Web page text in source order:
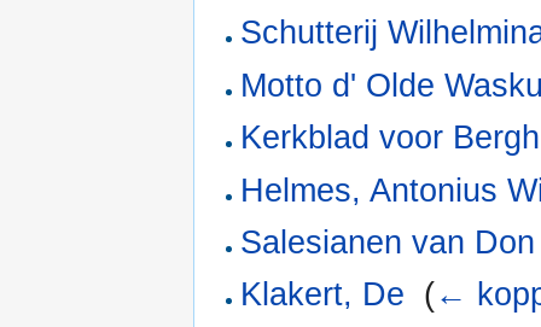
Schutterij
Motto d' Olde
Kerkblad voor Bergh
Helmes, Antonius
Salesianen van
Klakert, De (←